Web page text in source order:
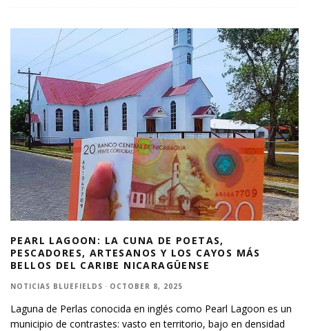
PEARL LAGOON: LA CUNA DE POETAS,
PESCADORES, ARTESANOS Y LOS CAYOS MÁS
BELLOS DEL CARIBE NICARAGÜENSE
NOTICIAS BLUEFIELDS · OCTOBER 8, 2025
Laguna de Perlas conocida en inglés como Pearl Lagoon es un
municipio de contrastes: vasto en territorio, bajo en densidad